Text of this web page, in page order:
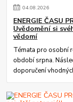
04.08.2026
ENERGIE ČASU
Uvědomění si
vědomí
Témata pro osobní
období srpna.
doporučení